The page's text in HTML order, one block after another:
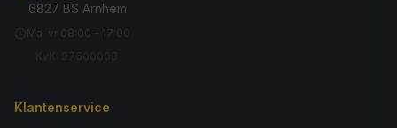
6827 BS Arnhem
Ma-vr 08:00 - 17:00
Klantenservice